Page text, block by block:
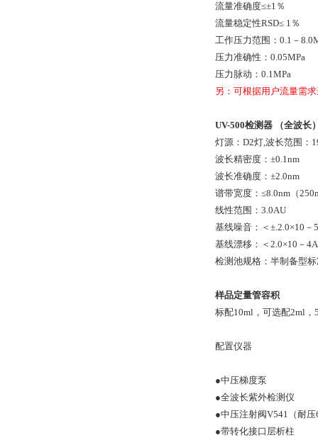
流量准确度≤±1％
流量稳定性RSD≤ 1％
工作压力范围：0.1－
压力准确性：0.05MPa
压力脉动：0.1MPa
另：可根据用户流量需
UV-500检测器 （全波长
灯源：D2灯,波长范围：
波长精密度：±0.1nm
波长准确度：±2.0nm
谱带宽度：≤8.0nm（
线性范围：3.0AU
基线噪音：＜±.2.0×10－
基线漂移：＜2.0×10－
检测池规格：半制备型
样品定量管容积
标配10ml，可选配2ml，
配置仪器
●中压梯度泵
●全波长紫外检测仪
●中压注射阀V541（耐
●带转化接口层析柱